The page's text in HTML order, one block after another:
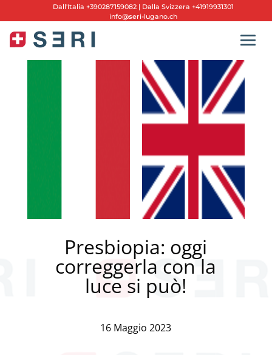
Dall'Italia +390287159082 | Dalla Svizzera +41919931301
info@seri-lugano.ch
Presbiopia: oggi
correggerla con la
luce si può!
16 Maggio 2023